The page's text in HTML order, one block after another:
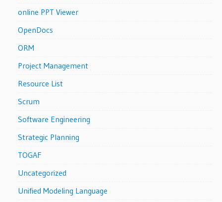
online PPT Viewer
OpenDocs
ORM
Project Management
Resource List
Scrum
Software Engineering
Strategic Planning
TOGAF
Uncategorized
Unified Modeling Language